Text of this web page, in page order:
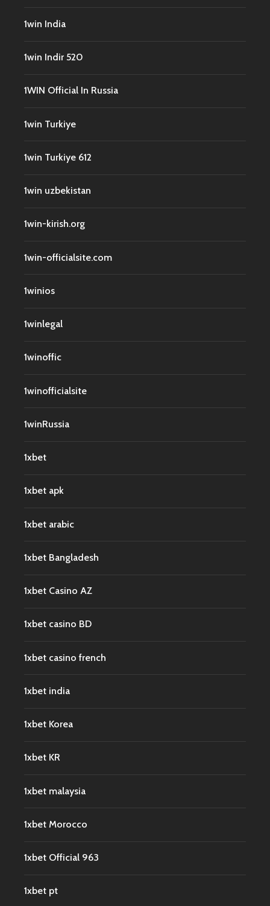
1win India
1win Indir 520
1WIN Official In Russia
1win Turkiye
1win Turkiye 612
1win uzbekistan
1win-kirish.org
1win-officialsite.com
1winios
1winlegal
1winoffic
1winofficialsite
1winRussia
1xbet
1xbet apk
1xbet arabic
1xbet Bangladesh
1xbet Casino AZ
1xbet casino BD
1xbet casino french
1xbet india
1xbet Korea
1xbet KR
1xbet malaysia
1xbet Morocco
1xbet Official 963
1xbet pt